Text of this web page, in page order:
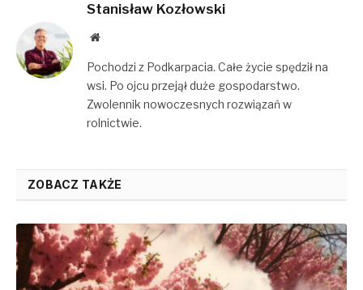
Stanisław Kozłowski
Website
Pochodzi z Podkarpacia. Całe życie spędził na
wsi. Po ojcu przejął duże gospodarstwo.
Zwolennik nowoczesnych rozwiązań w
rolnictwie.
ZOBACZ TAKŻE